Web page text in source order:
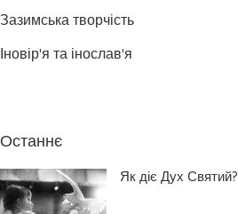
Зазимська творчість
Іновір'я та інослав'я
Останнє
Як діє Дух Святий?